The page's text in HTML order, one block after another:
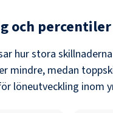
och percentiler
hur stora
mindre, medan
löneutveckling inom